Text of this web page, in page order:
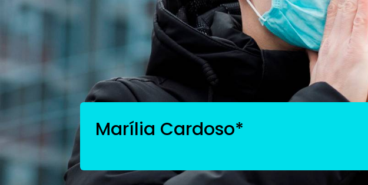
Marília Cardoso*